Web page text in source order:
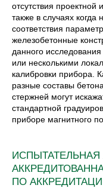
отсутствия
также в случаях
соответствия
железобетонные
данного
или несколькими
калибровки прибора.
разные составы
стержней могут
стандартной
приборе магнитного
ИСПЫТАТЕЛЬНАЯ
ПО